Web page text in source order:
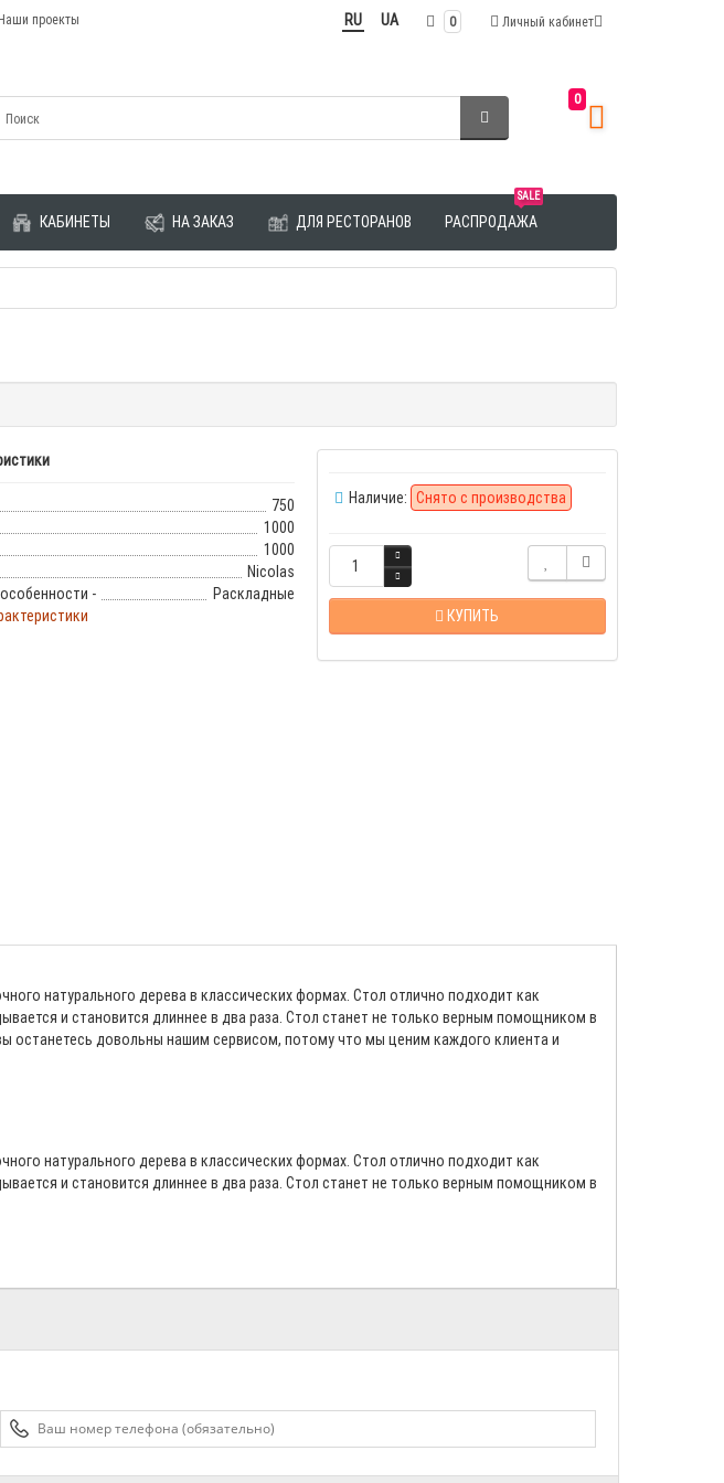
проекты Личный кабинет
0
RU UA
0
КАБИНЕТЫ НА ЗАКАЗ ДЛЯ РЕСТОРАНОВ
SALE
РАСПРОДАЖА
750
1000
1000
Nicolas
-
Раскладные
Наличие: Снято с производства
КУПИТЬ
натурального дерева в классических формах. Стол отлично подходит как
и становится длиннее в два раза. Стол станет не только верным помощником в
останетесь довольны нашим сервисом, потому что мы ценим каждого клиента и
натурального дерева в классических формах. Стол отлично подходит как
и становится длиннее в два раза. Стол станет не только верным помощником в